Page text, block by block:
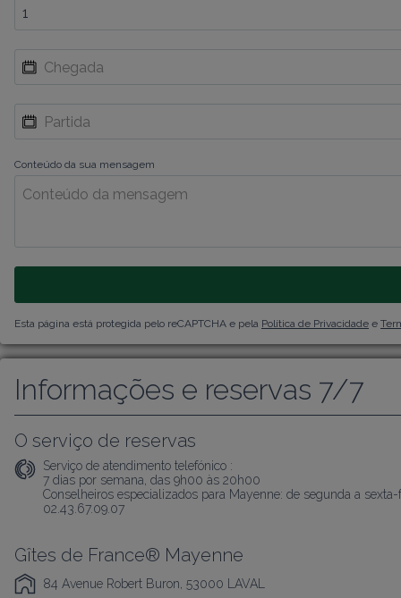
Conteúdo da sua mensagem
Esta página está protegida pelo reCAPTCHA e pela Política de Privacidade e
Informações e reservas 7/7
O serviço de reservas
Serviço de atendimento telefónico :
7 dias por semana, das 9h00 às 20h00
Conselheiros especializados para Mayenne: de segunda a
02.43.67.09.07
Gîtes de France® Mayenne
84 Avenue Robert Buron, 53000 LAVAL